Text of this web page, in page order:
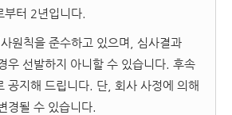
부터 2년입니다.
원칙을 준수하고 있으며, 심사결과
우 선발하지 아니할 수 있습니다. 후속
공지해 드립니다. 단, 회사 사정에 의해
경될 수 있습니다.